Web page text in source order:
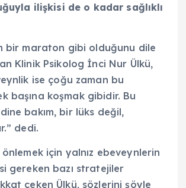
ilişkisi de o kadar sağlıklı
bir maraton gibi olduğunu dile
Klinik Psikolog İnci Nur Ülkü,
ise çoğu zaman bu
başına koşmak gibidir. Bu
bakım, bir lüks değil,
dedi.
önlemek için yalnız ebeveynlerin
gereken bazı stratejiler
çeken Ülkü, sözlerini şöyle